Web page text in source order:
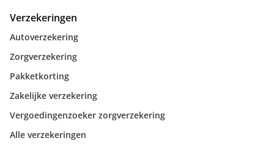
Verzekeringen
Autoverzekering
Zorgverzekering
Pakketkorting
Zakelijke verzekering
Vergoedingenzoeker zorgverzekering
Alle verzekeringen